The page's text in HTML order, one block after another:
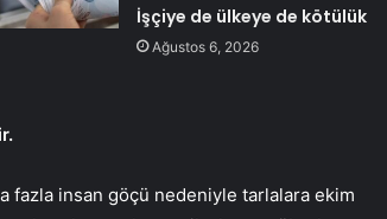
İşçiye de ülkeye de kötülük
Ağustos 6, 2026
fazla insan göçü nedeniyle tarlalara ekim